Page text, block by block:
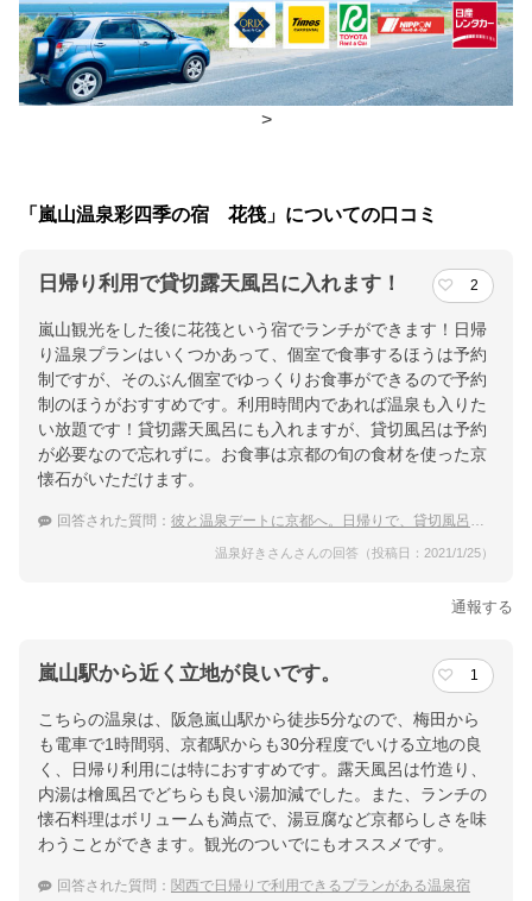
朝食 広間
夕食 部屋
交通アクセス
阪急嵐山駅より徒歩５分（渡月橋渡らず）、ＪＲ嵯峨嵐山駅より
徒歩約１５分(渡月橋渡る)。JR京都駅３０分、阪急梅田駅５０分
提供：楽天トラベル
ホテル詳細を詳しく見る
>
「嵐山温泉彩四季の宿 花筏」についての口コミ
日帰り利用で貸切露天風呂に入れます！ 2
嵐山観光をした後に花筏という宿でランチができます！日帰
り温泉プランはいくつかあって、個室で食事するほうは予約
制ですが、そのぶん個室でゆっくりお食事ができるので予約
制のほうがおすすめです。利用時間内であれば温泉も入りた
い放題です！貸切露天風呂にも入れますが、貸切風呂は予約
が必要なので忘れずに。お食事は京都の旬の食材を使った京
懐石がいただけます。
回答された質問： 彼と温泉デートに京都へ。日帰りで、貸切風呂のある温泉旅館を教えて！
温泉好きさんさんの回答（投稿日：2021/1/25）
通報する
嵐山駅から近く立地が良いです。 1
こちらの温泉は、阪急嵐山駅から徒歩5分なので、梅田から
も電車で1時間弱、京都駅からも30分程度でいける立地の良
く、日帰り利用には特におすすめです。露天風呂は竹造り、
内湯は檜風呂でどちらも良い湯加減でした。また、ランチの
懐石料理はボリュームも満点で、湯豆腐など京都らしさを味
わうことができます。観光のついでにもオススメです。
回答された質問： 関西で日帰りで利用できるプランがある温泉宿